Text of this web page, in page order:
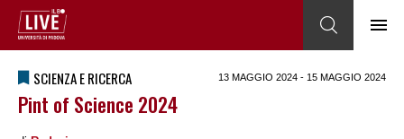
SCIENZA E RICERCA 13 MAGGIO 2024 - 15 MAGGIO 2024
Pint of Science 2024